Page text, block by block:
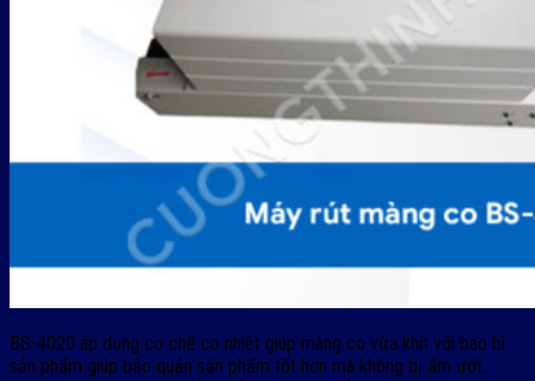
BS-4020 áp dụng cơ chế co nhiệt giúp màng co vừa khít với bao bì
sản phẩm giúp bảo quản sản phẩm tốt hơn mà không bị ẩm ướt.